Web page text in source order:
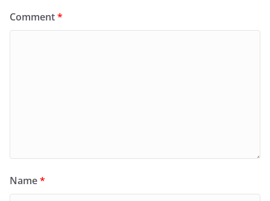
Comment*
Name*